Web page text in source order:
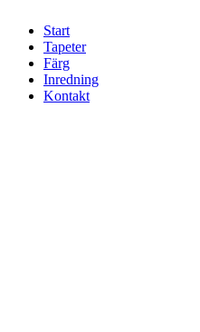
Start
Tapeter
Färg
Inredning
Kontakt